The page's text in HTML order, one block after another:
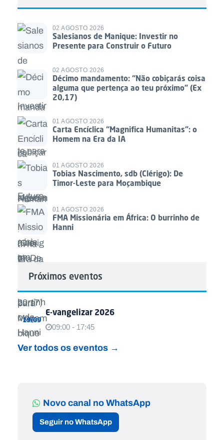
02 AGOSTO 2026
Salesianos de Manique: Investir no
Presente para Construir o Futuro
02 AGOSTO 2026
Décimo mandamento: “Não cobiçarás coisa
alguma que pertença ao teu próximo” (Ex
20,17)
01 AGOSTO 2026
Carta Encíclica “Magnifica Humanitas”: o
Homem na Era da IA
01 AGOSTO 2026
Tobias Nascimento, sdb (Clérigo): De
Timor-Leste para Moçambique
01 AGOSTO 2026
FMA Missionária em África: O burrinho de
Hanni
Próximos eventos
19/09
E-vangelizar 2026
09:00 - 17:45
Ver todos os eventos →
Novo canal no WhatsApp
Seguir no WhatsApp